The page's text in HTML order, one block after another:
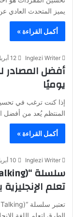
يميز المتحدث العادي
أكمل القراءة »
Inglezi Writer 12 أبريل، 2025
أفضل المصادر
يوميًا
إذا كنت ترغب في تحسين
المنتظم يُعد من أفضل
أكمل القراءة »
Inglezi Writer 10 أبريل، 2025
تعلم
الطرق لتعلم اللغة